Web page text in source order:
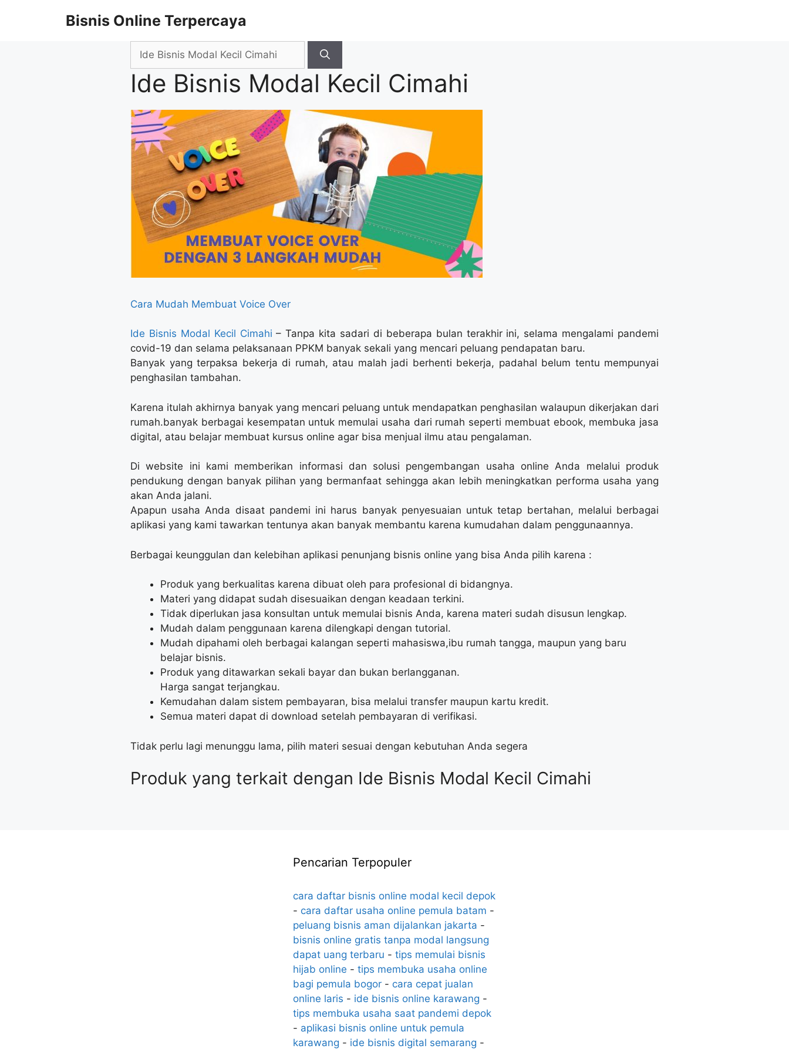
Bisnis Online Terpercaya
Search
Ide Bisnis Modal Kecil Cimahi
Cara Mudah Membuat Voice Over
Ide Bisnis Modal Kecil Cimahi – Tanpa kita sadari di beberapa bulan terakhir ini, selama mengalami pandemi
covid-19 dan selama pelaksanaan PPKM banyak sekali yang mencari peluang pendapatan baru.
Banyak yang terpaksa bekerja di rumah, atau malah jadi berhenti bekerja, padahal belum tentu mempunyai
penghasilan tambahan.
Karena itulah akhirnya banyak yang mencari peluang untuk mendapatkan penghasilan walaupun dikerjakan dari
rumah.banyak berbagai kesempatan untuk memulai usaha dari rumah seperti membuat ebook, membuka jasa
digital, atau belajar membuat kursus online agar bisa menjual ilmu atau pengalaman.
Di website ini kami memberikan informasi dan solusi pengembangan usaha online Anda melalui produk
pendukung dengan banyak pilihan yang bermanfaat sehingga akan lebih meningkatkan performa usaha yang
akan Anda jalani.
Apapun usaha Anda disaat pandemi ini harus banyak penyesuaian untuk tetap bertahan, melalui berbagai
aplikasi yang kami tawarkan tentunya akan banyak membantu karena kumudahan dalam penggunaannya.
Berbagai keunggulan dan kelebihan aplikasi penunjang bisnis online yang bisa Anda pilih karena :
Produk yang berkualitas karena dibuat oleh para profesional di bidangnya.
Materi yang didapat sudah disesuaikan dengan keadaan terkini.
Tidak diperlukan jasa konsultan untuk memulai bisnis Anda, karena materi sudah disusun lengkap.
Mudah dalam penggunaan karena dilengkapi dengan tutorial.
Mudah dipahami oleh berbagai kalangan seperti mahasiswa,ibu rumah tangga, maupun yang baru
belajar bisnis.
Produk yang ditawarkan sekali bayar dan bukan berlangganan.
Harga sangat terjangkau.
Kemudahan dalam sistem pembayaran, bisa melalui transfer maupun kartu kredit.
Semua materi dapat di download setelah pembayaran di verifikasi.
Tidak perlu lagi menunggu lama, pilih materi sesuai dengan kebutuhan Anda segera
Produk yang terkait dengan Ide Bisnis Modal Kecil Cimahi
Pencarian Terpopuler
cara daftar bisnis online modal kecil depok
- cara daftar usaha online pemula batam -
peluang bisnis aman dijalankan jakarta -
bisnis online gratis tanpa modal langsung
dapat uang terbaru - tips memulai bisnis
hijab online - tips membuka usaha online
bagi pemula bogor- cara cepat jualan
online laris - ide bisnis online karawang -
tips membuka usaha saat pandemi depok
- aplikasi bisnis online untuk pemula
karawang - ide bisnis digital semarang -